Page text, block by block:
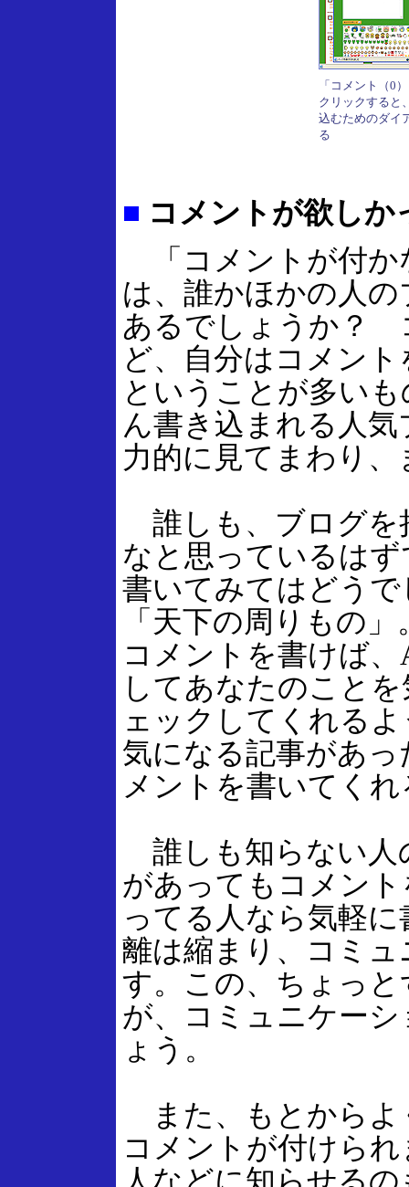
「コメント（0
クリックすると
込むためのダイ
る
■ コメントが欲し
「コメントが付か
は、誰かほかの人
あるでしょうか？
ど、自分はコメン
ということが多い
ん書き込まれる人
力的に見てまわり
誰しも、ブログを
なと思っているは
書いてみてはどう
「天下の周りもの
コメントを書けば
してあなたのこと
ェックしてくれる
気になる記事があ
メントを書いてく
誰しも知らない人
があってもコメン
ってる人なら気軽
離は縮まり、コミ
す。この、ちょっ
が、コミュニケー
ょう。
また、もとからよ
コメントが付けら
人などに知らせる